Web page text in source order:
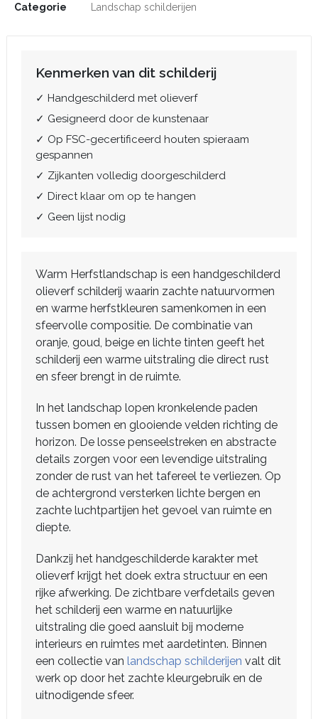
Categorie
Landschap schilderijen
Kenmerken van dit schilderij
✓ Handgeschilderd met olieverf
✓ Gesigneerd door de kunstenaar
✓ Op FSC-gecertificeerd houten spieraam
gespannen
✓ Zijkanten volledig doorgeschilderd
✓ Direct klaar om op te hangen
✓ Geen lijst nodig
Warm Herfstlandschap is een handgeschilderd
olieverf schilderij waarin zachte natuurvormen
en warme herfstkleuren samenkomen in een
sfeervolle compositie. De combinatie van
oranje, goud, beige en lichte tinten geeft het
schilderij een warme uitstraling die direct rust
en sfeer brengt in de ruimte.
In het landschap lopen kronkelende paden
tussen bomen en glooiende velden richting de
horizon. De losse penseelstreken en abstracte
details zorgen voor een levendige uitstraling
zonder de rust van het tafereel te verliezen. Op
de achtergrond versterken lichte bergen en
zachte luchtpartijen het gevoel van ruimte en
diepte.
Dankzij het handgeschilderde karakter met
olieverf krijgt het doek extra structuur en een
rijke afwerking. De zichtbare verfdetails geven
het schilderij een warme en natuurlijke
uitstraling die goed aansluit bij moderne
interieurs en ruimtes met aardetinten. Binnen
een collectie van landschap schilderijen valt dit
werk op door het zachte kleurgebruik en de
uitnodigende sfeer.